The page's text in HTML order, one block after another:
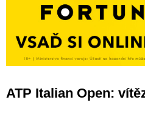
ATP Italian Open: